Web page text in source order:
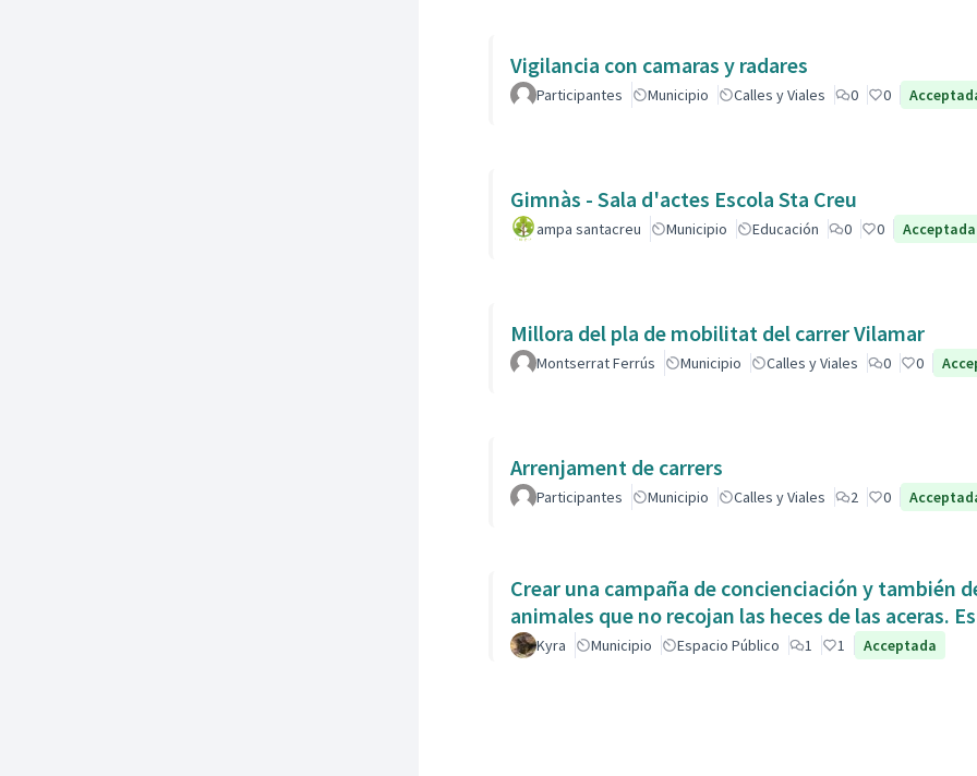
Vigilancia con camaras y radares
Participantes Municipio Calles y Viales 0 0
Gimnàs - Sala d'actes Escola Sta Creu
ampa santacreu Municipio Educación 0 0 Acceptada
Millora del pla de mobilitat del carrer Vilamar
Montserrat Ferrús Municipio Calles y Viales 0 0
Arrenjament de carrers
Participantes Municipio Calles y Viales 2 0
Crear una campaña de concienciación y también
animales que no recojan las heces de las aceras.
Kyra Municipio Espacio Público 1 1 Acceptada